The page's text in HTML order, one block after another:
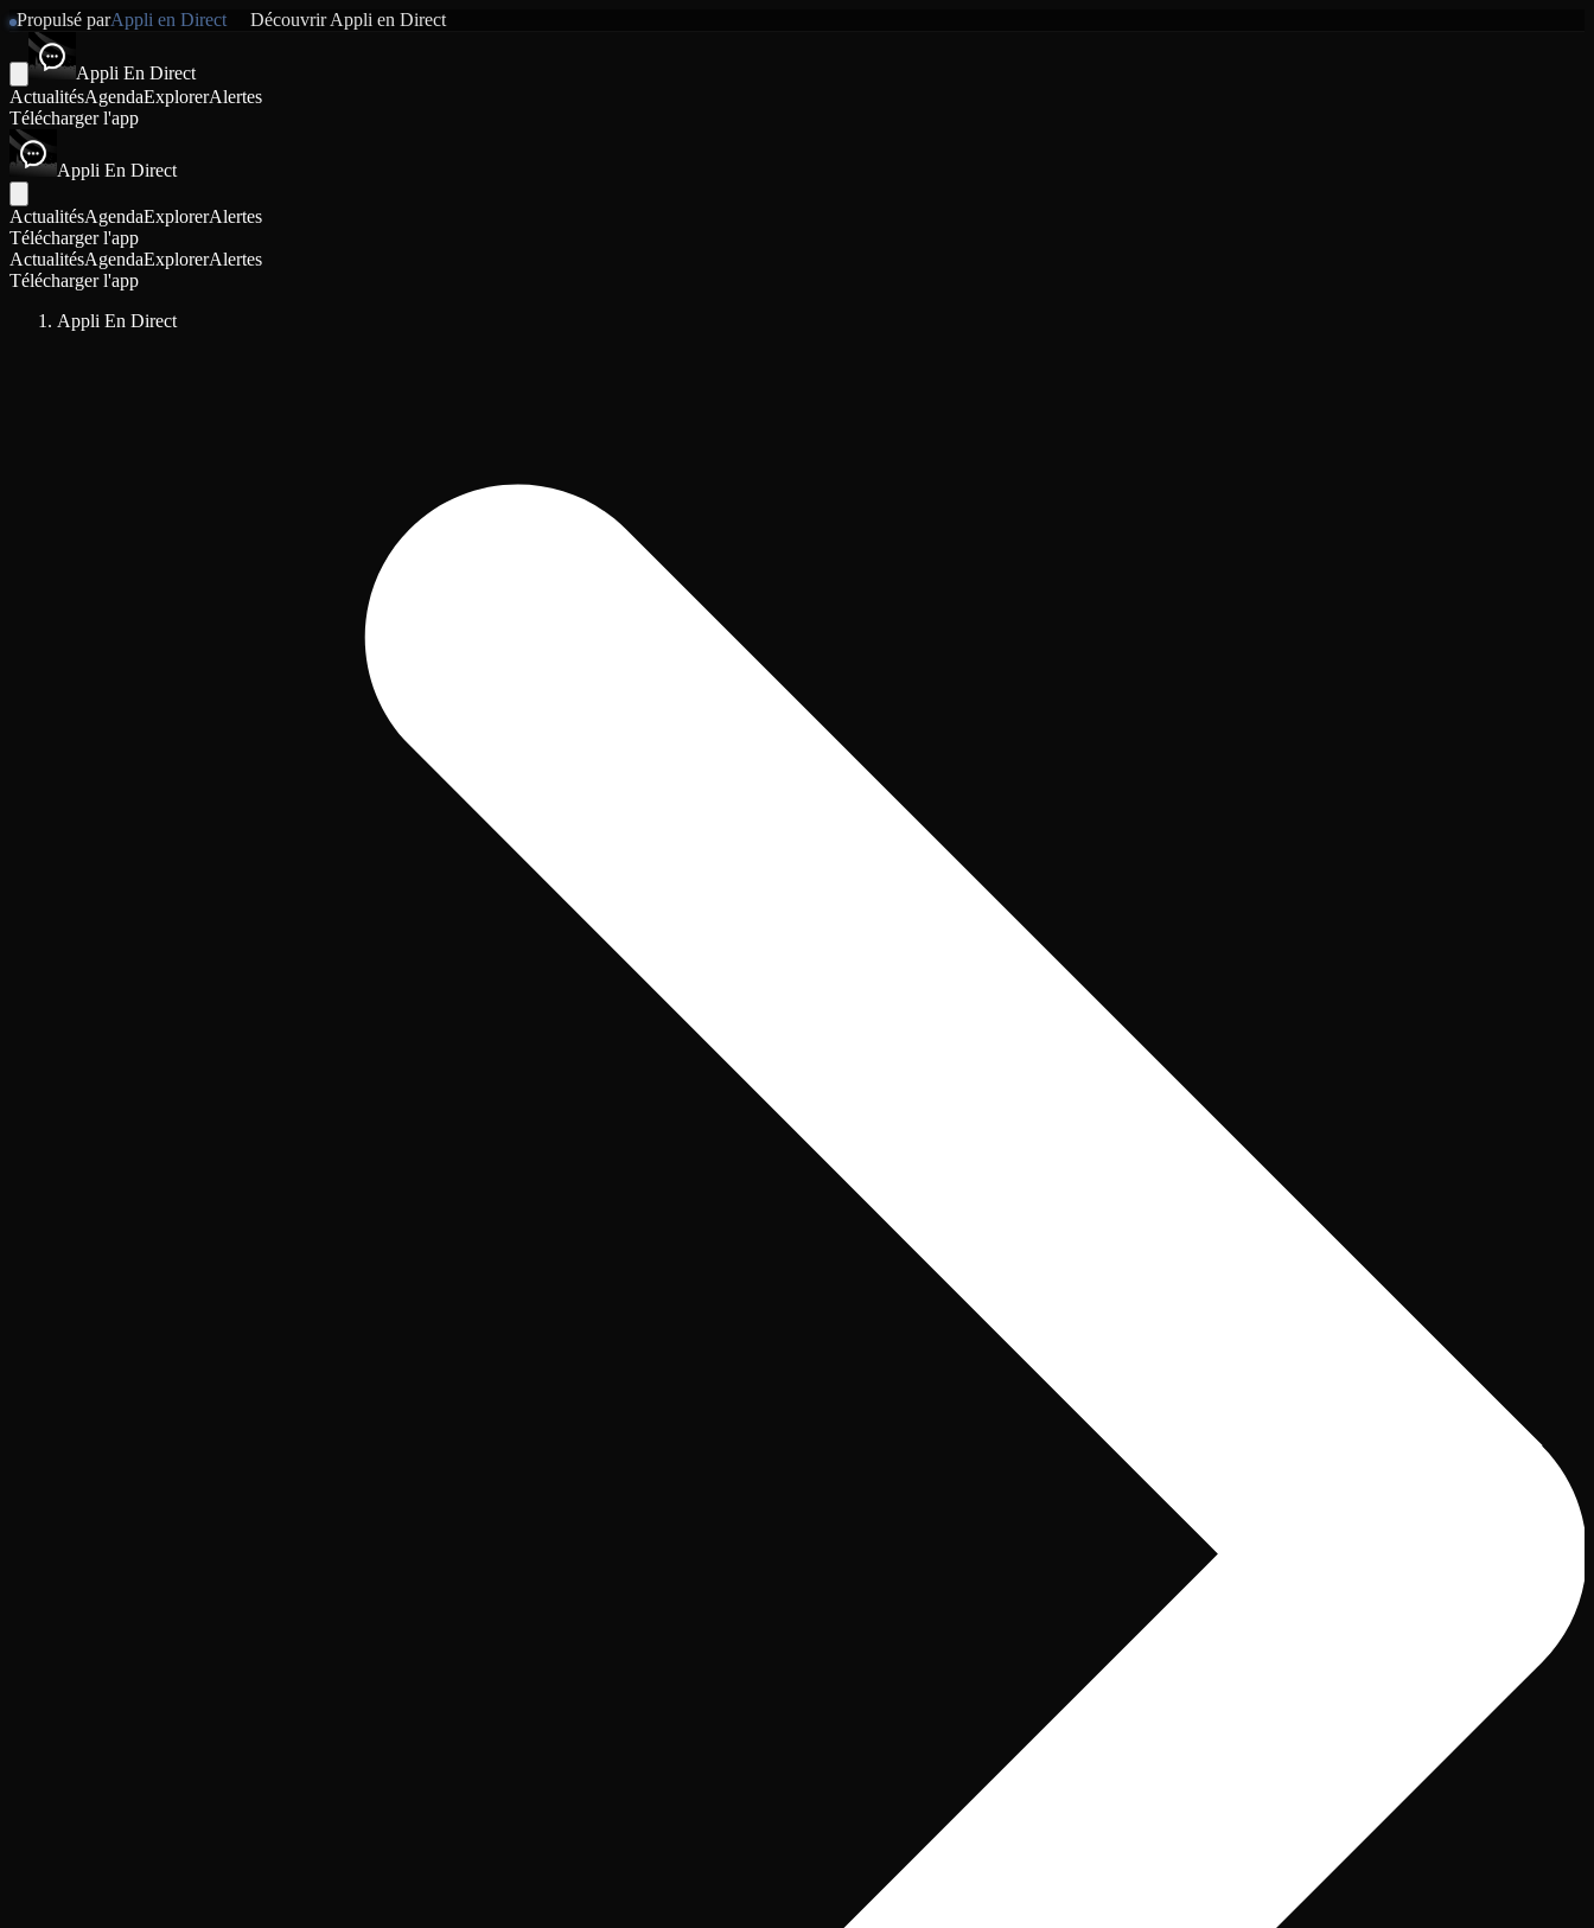
Propulsé parAppli en Direct DécouvrirAppli en Direct
Appli En Direct
ActualitésAgendaExplorerAlertes
Télécharger l'app
Appli En Direct
ActualitésAgendaExplorerAlertes
Télécharger l'app
ActualitésAgendaExplorerAlertes
Télécharger l'app
Appli En Direct